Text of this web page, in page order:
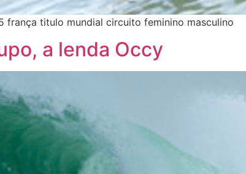
frança titulo mundial circuito feminino masculino
a lenda Occy